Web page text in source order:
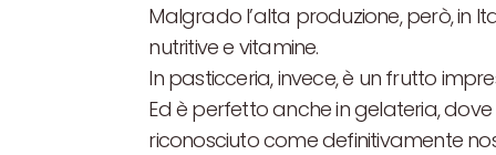
Malgrado l’alta produzione, però, in
nutritive e vitamine.
In pasticceria, invece, è un frutto
Ed è perfetto anche in gelateria,
riconosciuto come definitivamente